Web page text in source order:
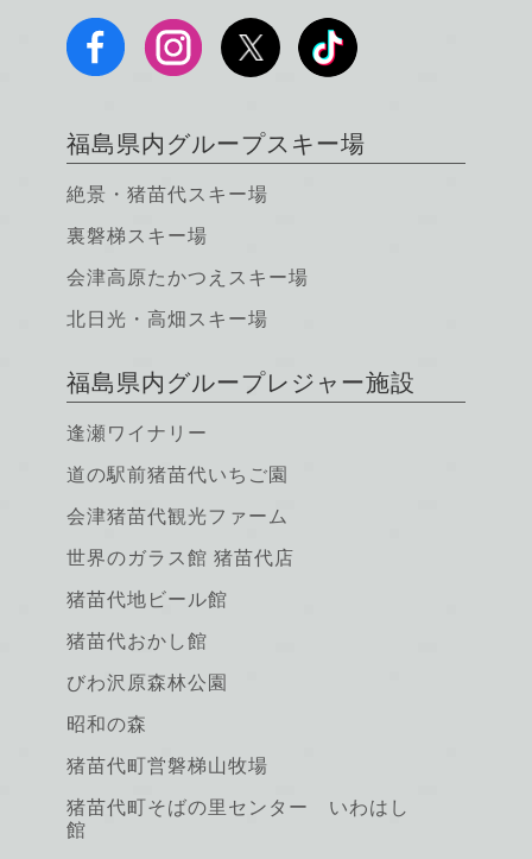
福島県内グループスキー場
絶景・猪苗代スキー場
裏磐梯スキー場
会津高原たかつえスキー場
北日光・高畑スキー場
福島県内グループレジャー施設
逢瀬ワイナリー
道の駅前猪苗代いちご園
会津猪苗代観光ファーム
世界のガラス館 猪苗代店
猪苗代地ビール館
猪苗代おかし館
びわ沢原森林公園
昭和の森
猪苗代町営磐梯山牧場
猪苗代町そばの里センター いわはし
館